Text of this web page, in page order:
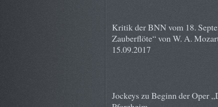
Kritik der BNN vom 18.
Zauberflöte“ von W. A.
15.09.2017
Jockeys zu Beginn der Oper